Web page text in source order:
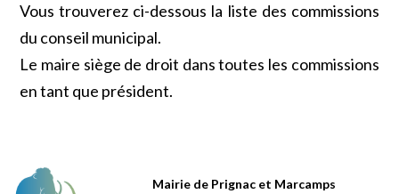
Vous trouverez ci-dessous la liste des commissions
du conseil municipal.
Le maire siège de droit dans toutes les commissions
en tant que président.
Mairie de Prignac et Marcamps